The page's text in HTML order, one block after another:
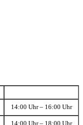
14:00 Uhr – 16:00 Uhr